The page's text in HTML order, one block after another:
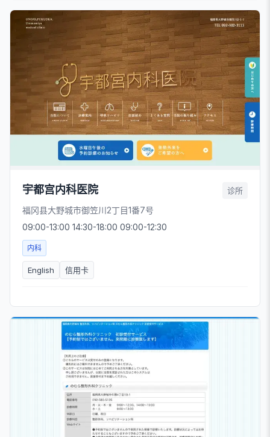
宇都宫内科医院 诊所
福冈县大野城市御笠川2丁目1番7号
09:00-13:00 14:30-18:00 09:00-12:30
内科
English 信用卡